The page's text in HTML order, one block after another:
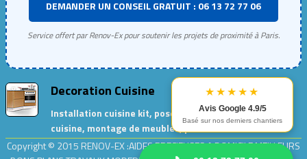
★★★★★
Avis Google 4.9/5
Basé sur nos derniers chantiers
DEMANDER UN CONSEIL GRATUIT : 06 13 72 77 06
Service offert par Renov-Ex pour soutenir les projets de proximité à Paris.
Decoration Cuisine
Installation cuisine kit, pose de meubles de
cuisine, montage de meubles, peinture cuisine…
Copyright © 2015 RENOV-EX :AIDES PRECIEUSES A DOMICILE.MEILLEURS